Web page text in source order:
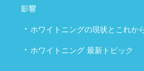
影響
・ ホワイトニングの現状とこれか
・ ホワイトニング 最新トピック